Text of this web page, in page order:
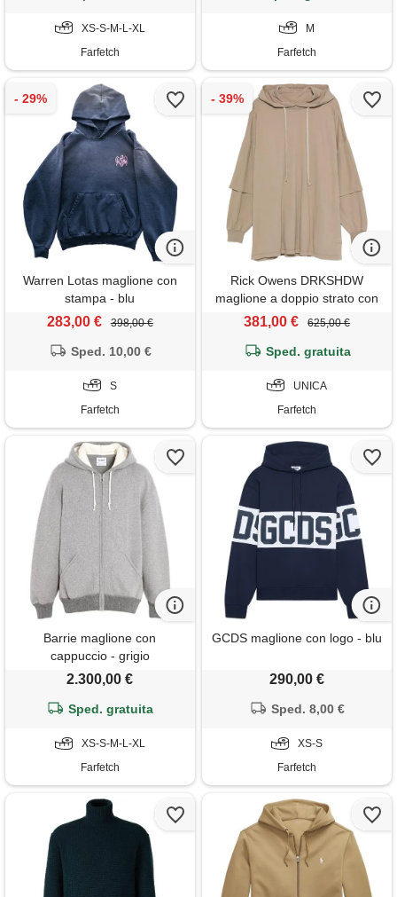
XS-S-M-L-XL
Farfetch
M
Farfetch
Warren Lotas maglione con
stampa - blu
283,00 € 398,00 €
Sped. 10,00 €
S
Farfetch
Rick Owens DRKSHDW
maglione a doppio strato con
cappuccio - toni neutri
381,00 € 625,00 €
Sped. gratuita
UNICA
Farfetch
Barrie maglione con
cappuccio - grigio
2.300,00 €
Sped. gratuita
XS-S-M-L-XL
Farfetch
GCDS maglione con logo - blu
290,00 €
Sped. 8,00 €
XS-S
Farfetch